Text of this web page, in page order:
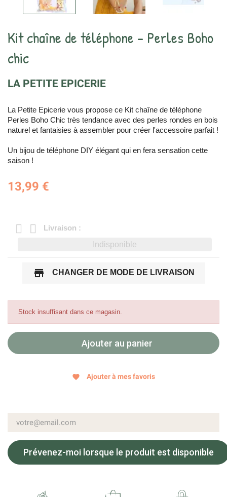
Kit chaîne de téléphone - Perles Boho
chic
LA PETITE EPICERIE
La Petite Epicerie vous propose ce Kit chaîne de téléphone
Perles Boho Chic très tendance avec des perles rondes en bois
naturel et fantaisies à assembler pour créer l'accessoire parfait !
Un bijou de téléphone DIY élégant qui en fera sensation cette
saison !
13,99 €
Livraison :
Indisponible
store CHANGER DE MODE DE LIVRAISON
Stock insuffisant dans ce magasin.
Ajouter au panier
favorite Ajouter à mes favoris
Prévenez-moi lorsque le produit est disponible